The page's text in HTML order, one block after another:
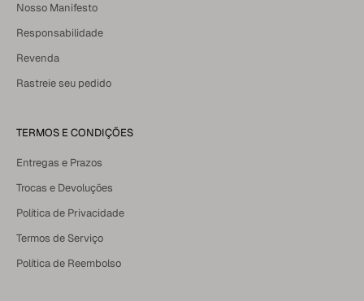
Nosso Manifesto
Responsabilidade
Revenda
Rastreie seu pedido
TERMOS E CONDIÇÕES
Entregas e Prazos
Trocas e Devoluções
Política de Privacidade
Termos de Serviço
Política de Reembolso